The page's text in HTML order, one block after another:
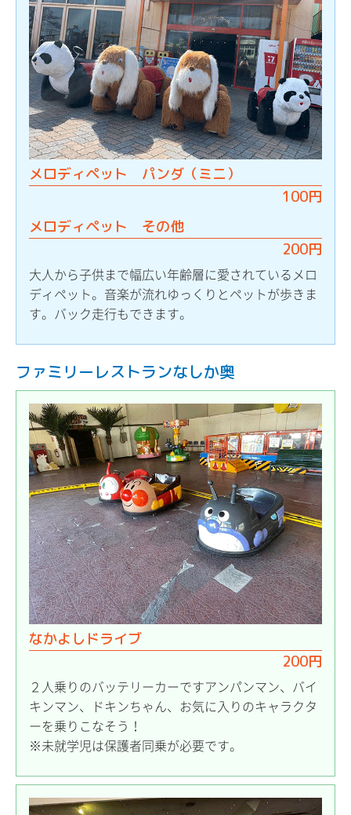
メロディペット パンダ（ミニ）
100円
メロディペット その他
200円
大人から子供まで幅広い年齢層に愛されているメロ
ディペット。音楽が流れゆっくりとペットが歩きま
す。バック走行もできます。
ファミリーレストランなしか奥
なかよしドライブ
200円
２人乗りのバッテリーカーですアンパンマン、バイ
キンマン、ドキンちゃん、お気に入りのキャラクタ
ーを乗りこなそう！
※未就学児は保護者同乗が必要です。